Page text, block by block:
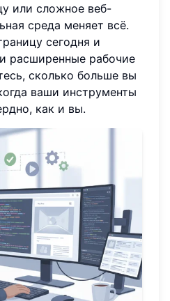
или сложное веб-
среда меняет всё.
сегодня и
расширенные рабочие
сколько больше вы
ваши инструменты
как и вы.